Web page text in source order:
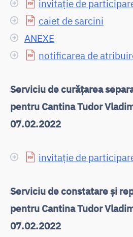
invitație de
caiet de sarcini
ANEXE
notificarea de
Serviciu de curățarea
pentru Cantina Tudor
07.02.2022
invitație de
Serviciu de constatare și
pentru Cantina Tudor
07.02.2022